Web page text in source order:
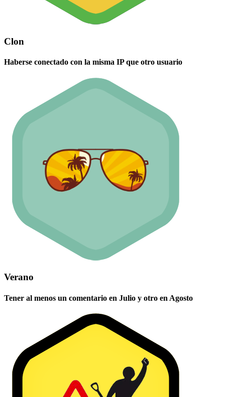
Clon
Haberse conectado con la misma IP que otro usuario
Verano
Tener al menos un comentario en Julio y otro en Agosto